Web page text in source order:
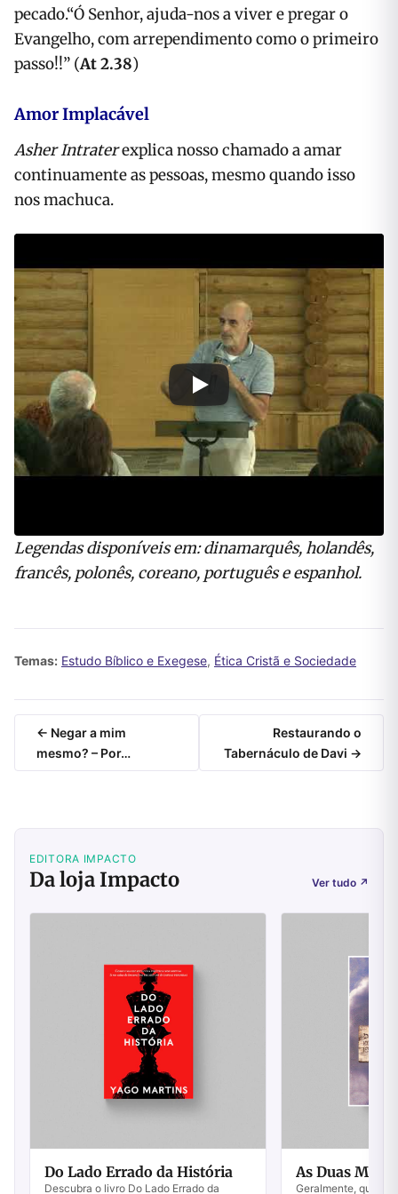
pecado.“Ó Senhor, ajuda-nos a viver e pregar o
Evangelho, com arrependimento como o primeiro
passo!!” (At 2.38)
Amor Implacável
Asher Intraterexplica nosso chamado a amar
continuamente as pessoas, mesmo quando isso
nos machuca.
Legendas disponíveis em: dinamarquês, holandês,
francês, polonês, coreano, português e espanhol.
Temas: Estudo Bíblico e Exegese, Ética Cristã e Sociedade
← Negar a mim
mesmo? – Por…
Restaurando o
Tabernáculo de Davi →
EDITORA IMPACTO
Da loja Impacto Ver tudo ↗
Do Lado Errado da História
Descubra o livro Do Lado Errado da
As Duas
Geralmente,